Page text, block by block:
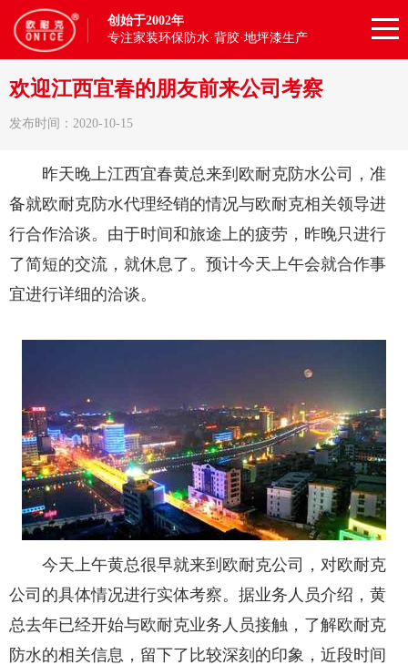
创始于2002年
专注家装环保防水·背胶·地坪漆生产
欢迎江西宜春的朋友前来公司考察
发布时间：2020-10-15
昨天晚上江西宜春黄总来到欧耐克防水公司，准
备就欧耐克防水代理经销的情况与欧耐克相关领导进
行合作洽谈。由于时间和旅途上的疲劳，昨晚只进行
了简短的交流，就休息了。预计今天上午会就合作事
宜进行详细的洽谈。
今天上午黄总很早就来到欧耐克公司，对欧耐克
公司的具体情况进行实体考察。据业务人员介绍，黄
总去年已经开始与欧耐克业务人员接触，了解欧耐克
防水的相关信息，留下了比较深刻的印象，近段时间